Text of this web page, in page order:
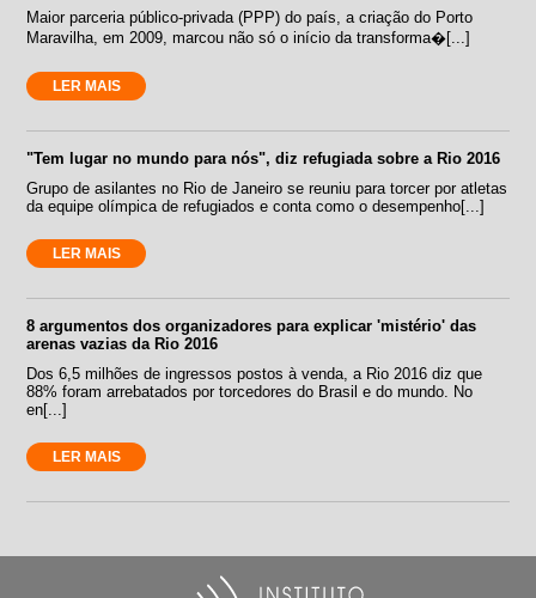
Maior parceria público-privada (PPP) do país, a criação do Porto
Maravilha, em 2009, marcou não só o início da transforma�[...]
LER MAIS
"Tem lugar no mundo para nós", diz refugiada sobre a Rio 2016
Grupo de asilantes no Rio de Janeiro se reuniu para torcer por atletas
da equipe olímpica de refugiados e conta como o desempenho[...]
LER MAIS
8 argumentos dos organizadores para explicar 'mistério' das
arenas vazias da Rio 2016
Dos 6,5 milhões de ingressos postos à venda, a Rio 2016 diz que
88% foram arrebatados por torcedores do Brasil e do mundo. No
en[...]
LER MAIS